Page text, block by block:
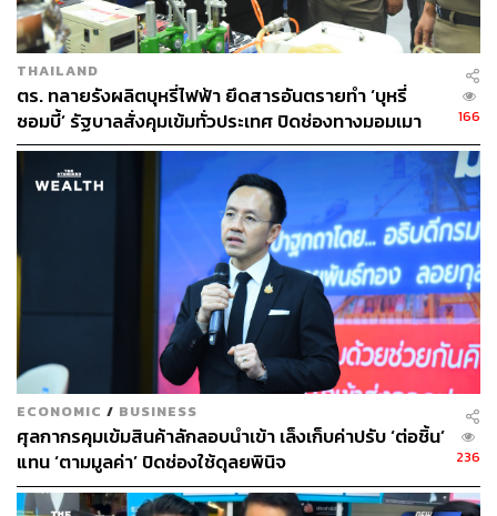
THAILAND
ตร. ทลายรังผลิตบุหรี่ไฟฟ้า ยึดสารอันตรายทำ ‘บุหรี่
ซอมบี้’ รัฐบาลสั่งคุมเข้มทั่วประเทศ ปิดช่องทางมอมเมา
เยาวชน
166
ECONOMIC / BUSINESS
ศุลกากรคุมเข้มสินค้าลักลอบนำเข้า เล็งเก็บค่าปรับ ‘ต่อชิ้น’
แทน ‘ตามมูลค่า’ ปิดช่องใช้ดุลยพินิจ
236